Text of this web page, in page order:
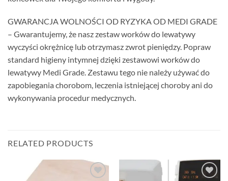
GWARANCJA WOLNOŚCI OD RYZYKA OD MEDI GRADE
– Gwarantujemy, że nasz zestaw worków do lewatywy
wyczyści okrężnicę lub otrzymasz zwrot pieniędzy. Popraw
standard higieny intymnej dzięki zestawowi worków do
lewatywy Medi Grade. Zestawu tego nie należy używać do
zapobiegania chorobom, leczenia istniejącej choroby ani do
wykonywania procedur medycznych.
RELATED PRODUCTS